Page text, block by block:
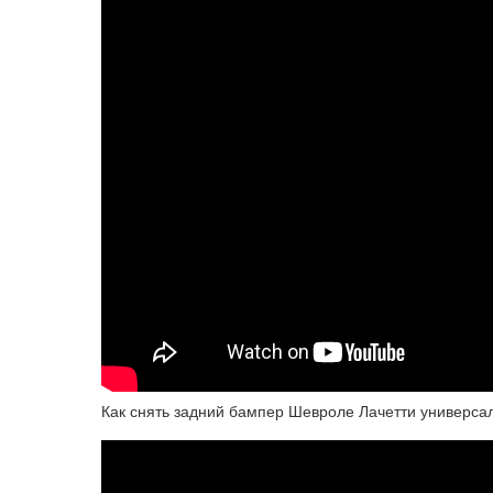
Как снять задний бампер Шевроле Лачетти